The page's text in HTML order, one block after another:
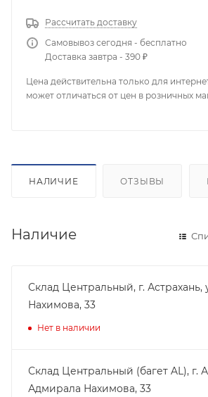
Рассчитать доставку
Самовывоз сегодня - бесплатно
Доставка завтра - 390 ₽
Цена действительна только для
может отличаться от цен в розничных
НАЛИЧИЕ ОТЗЫВЫ
Наличие
Склад Центральный, г. Астрахань,
Нахимова, 33
Нет в наличии
Склад Центральный (багет AL), г.
Адмирала Нахимова, 33